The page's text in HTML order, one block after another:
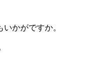
かがですか。